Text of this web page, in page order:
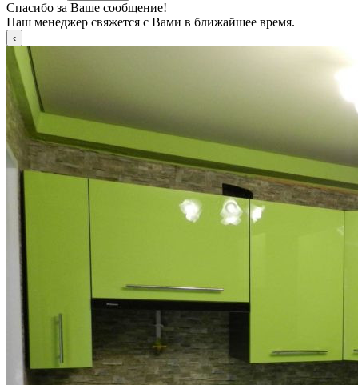
Спасибо за Ваше сообщение!
Наш менеджер свяжется с Вами в ближайшее время.